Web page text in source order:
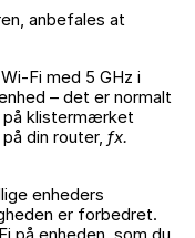
anbefales at
Fi med 5 GHz i
– det er normalt
på klistermærket
din router, fx.
enheders
er forbedret.